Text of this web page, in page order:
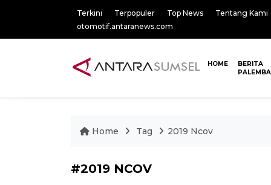
Terkini Terpopuler Top News
Tentang Kami
otomotif.antaranews.com
HOME
BERITA
Home Tag 2019 Ncov
#2019 NCOV